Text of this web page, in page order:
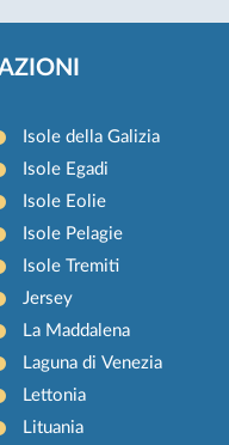
Isole della Galizia
Isole Egadi
Isole Eolie
Isole Pelagie
Isole Tremiti
Jersey
La Maddalena
Laguna di Venezia
Lettonia
Lituania